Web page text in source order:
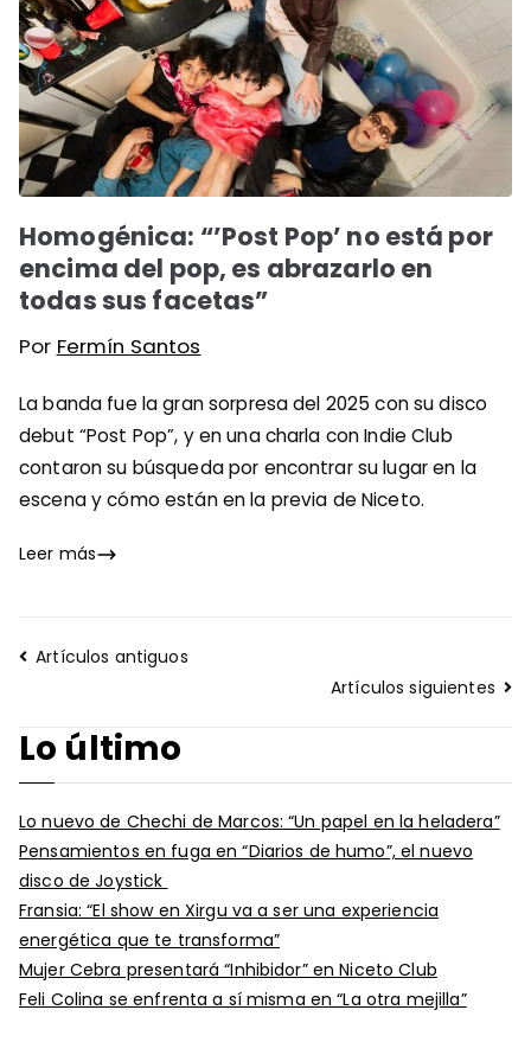
Homogénica: “’Post Pop’ no está por
encima del pop, es abrazarlo en
todas sus facetas”
Por Fermín Santos
La banda fue la gran sorpresa del 2025 con su disco
debut “Post Pop”, y en una charla con Indie Club
contaron su búsqueda por encontrar su lugar en la
escena y cómo están en la previa de Niceto.
Leer más
Navegación
Artículos antiguos
Artículos siguientes
Lo último
Lo nuevo de Chechi de Marcos: “Un papel en la heladera”
Pensamientos en fuga en “Diarios de humo”, el nuevo
disco de Joystick
Fransia: “El show en Xirgu va a ser una experiencia
energética que te transforma”
Mujer Cebra presentará “Inhibidor” en Niceto Club
Feli Colina se enfrenta a sí misma en “La otra mejilla”